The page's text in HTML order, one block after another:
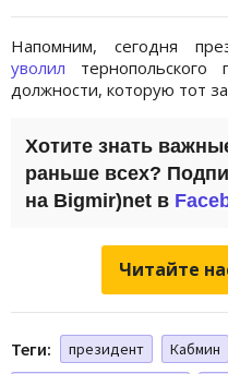
Напомним, сегодня
уволил тернопольского
должности, которую тот
Хотите знать
раньше всех?
на Bigmir)net в
Читайте
Теги: президент Кабмин